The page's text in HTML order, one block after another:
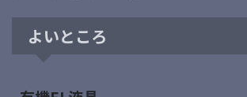
よいところ